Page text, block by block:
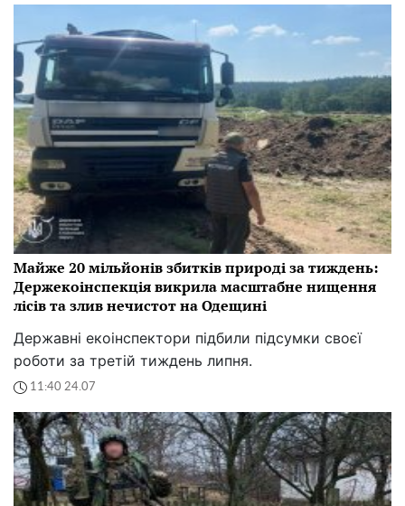
Майже 20 мільйонів збитків природі за тиждень:
Держекоінспекція викрила масштабне нищення
лісів та злив нечистот на Одещині
Державні екоінспектори підбили підсумки своєї
роботи за третій тиждень липня.
11:40 24.07